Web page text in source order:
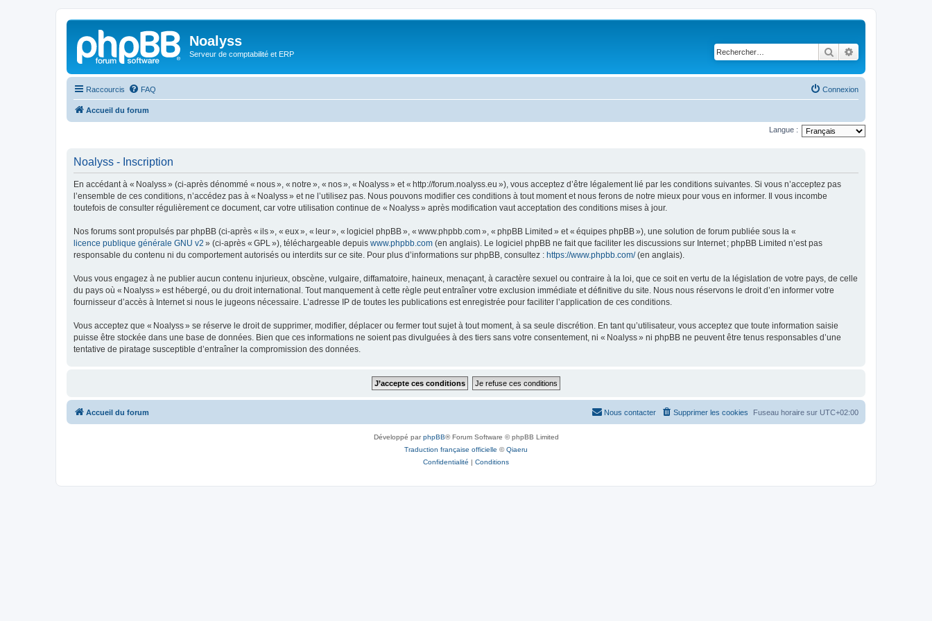
Noalyss
Serveur de comptabilité et ERP Rechercher
Raccourcis FAQ Connexion
Accueil du forum
Langue :
Noalyss - Inscription
En accédant à « Noalyss » (ci-après dénommé « nous », « notre », « nos », « Noalyss » et « http://forum.noalyss.eu »), vous acceptez d’être légalement lié par les conditions suivantes. Si vous n’acceptez pas
l’ensemble de ces conditions, n’accédez pas à « Noalyss » et ne l’utilisez pas. Nous pouvons modifier ces conditions à tout moment et nous ferons de notre mieux pour vous en informer. Il vous incombe
toutefois de consulter régulièrement ce document, car votre utilisation continue de « Noalyss » après modification vaut acceptation des conditions mises à jour.
Nos forums sont propulsés par phpBB (ci-après « ils », « eux », « leur », « logiciel phpBB », « www.phpbb.com », « phpBB Limited » et « équipes phpBB »), une solution de forum publiée sous la «
licence publique générale GNU v2 » (ci-après « GPL »), téléchargeable depuis www.phpbb.com (en anglais). Le logiciel phpBB ne fait que faciliter les discussions sur Internet ; phpBB Limited n’est pas
responsable du contenu ni du comportement autorisés ou interdits sur ce site. Pour plus d’informations sur phpBB, consultez : https://www.phpbb.com/(en anglais).
Vous vous engagez à ne publier aucun contenu injurieux, obscène, vulgaire, diffamatoire, haineux, menaçant, à caractère sexuel ou contraire à la loi, que ce soit en vertu de la législation de votre pays, de celle
du pays où « Noalyss » est hébergé, ou du droit international. Tout manquement à cette règle peut entraîner votre exclusion immédiate et définitive du site. Nous nous réservons le droit d’en informer votre
fournisseur d’accès à Internet si nous le jugeons nécessaire. L’adresse IP de toutes les publications est enregistrée pour faciliter l’application de ces conditions.
Vous acceptez que « Noalyss » se réserve le droit de supprimer, modifier, déplacer ou fermer tout sujet à tout moment, à sa seule discrétion. En tant qu’utilisateur, vous acceptez que toute information saisie
puisse être stockée dans une base de données. Bien que ces informations ne soient pas divulguées à des tiers sans votre consentement, ni « Noalyss » ni phpBB ne peuvent être tenus responsables d’une
tentative de piratage susceptible d’entraîner la compromission des données.
Accueil du forum Fuseau horaire sur UTC+02:00
Supprimer les cookies
Nous contacter
Développé parphpBB® Forum Software © phpBB Limited
Traduction française officielle ©Qiaeru
Confidentialité | Conditions